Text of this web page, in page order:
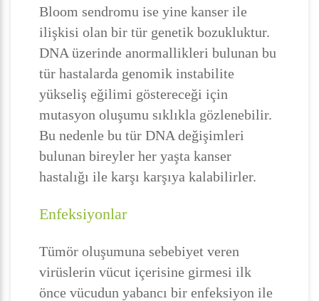
Bloom sendromu ise yine kanser ile
ilişkisi olan bir tür genetik bozukluktur.
DNA üzerinde anormallikleri bulunan bu
tür hastalarda genomik instabilite
yükseliş eğilimi göstereceği için
mutasyon oluşumu sıklıkla gözlenebilir.
Bu nedenle bu tür DNA değişimleri
bulunan bireyler her yaşta kanser
hastalığı ile karşı karşıya kalabilirler.
Enfeksiyonlar
Tümör oluşumuna sebebiyet veren
virüslerin vücut içerisine girmesi ilk
önce vücudun yabancı bir enfeksiyon ile